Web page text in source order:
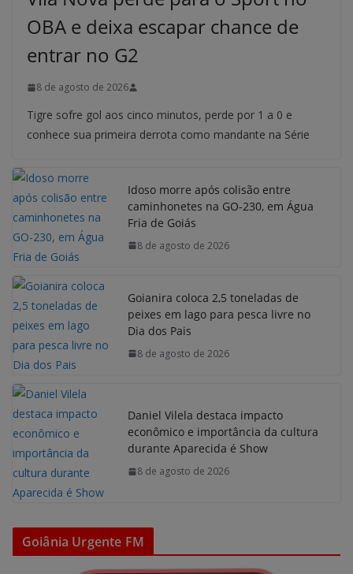
OBA e deixa escapar chance de
entrar no G2
8 de agosto de 2026
Tigre sofre gol aos cinco minutos, perde por 1 a 0 e
conhece sua primeira derrota como mandante na Série
Idoso morre após colisão entre
caminhonetes na GO-230, em Água
Fria de Goiás
8 de agosto de 2026
Goianira coloca 2,5 toneladas de
peixes em lago para pesca livre no
Dia dos Pais
8 de agosto de 2026
Daniel Vilela destaca impacto
econômico e importância da cultura
durante Aparecida é Show
8 de agosto de 2026
Goiânia Urgente FM